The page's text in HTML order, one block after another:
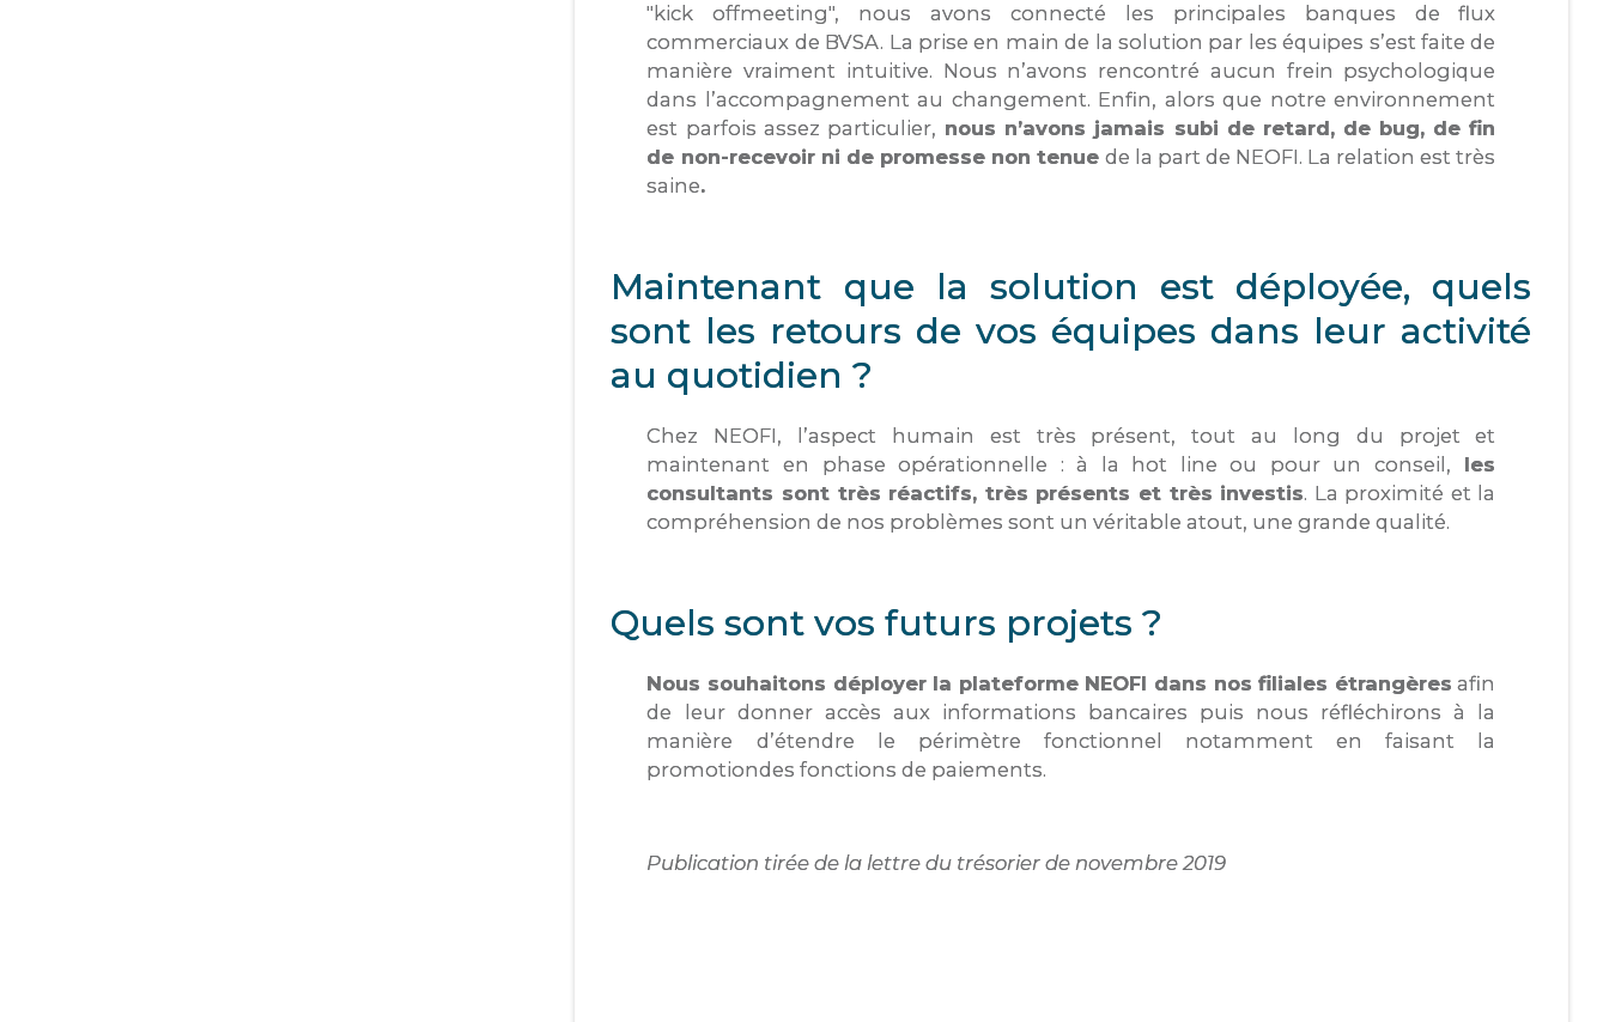
"kick offmeeting", nous avons connecté les principales banques de flux
commerciaux de BVSA. La prise en main de la solution par les équipes s’est faite de
manière vraiment intuitive. Nous n’avons rencontré aucun frein psychologique
dans l’accompagnement au changement. Enfin, alors que notre environnement
est parfois assez particulier, nous n’avons jamais subi de retard, de bug, de fin
de non-recevoir ni de promesse non tenue de la part de NEOFI. La relation est très
saine.
Maintenant que la solution est déployée, quels
sont les retours de vos équipes dans leur activité
au quotidien ?
Chez NEOFI, l’aspect humain est très présent, tout au long du projet et
maintenant en phase opérationnelle : à la hot line ou pour un conseil, les
consultants sont très réactifs, très présents et très investis. La proximité et la
compréhension de nos problèmes sont un véritable atout, une grande qualité.
Quels sont vos futurs projets ?
Nous souhaitons déployer la plateforme NEOFI dans nos filiales étrangères afin
de leur donner accès aux informations bancaires puis nous réfléchirons à la
manière d’étendre le périmètre fonctionnel notamment en faisant la
promotiondes fonctions de paiements.
Publication tirée de la lettre du trésorier de novembre 2019